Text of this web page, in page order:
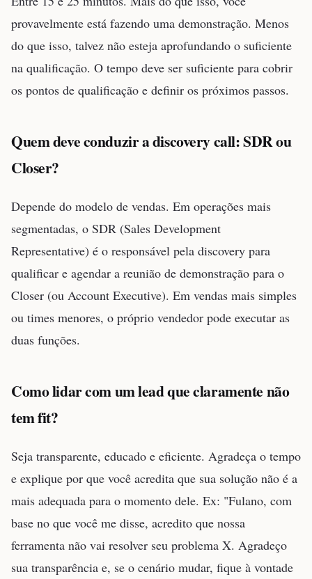
provavelmente está fazendo uma demonstração. Menos
do que isso, talvez não esteja aprofundando o suficiente
na qualificação. O tempo deve ser suficiente para cobrir
os pontos de qualificação e definir os próximos passos.
Quem deve conduzir a discovery call: SDR ou
Closer?
Depende do modelo de vendas. Em operações mais
segmentadas, o SDR (Sales Development
Representative) é o responsável pela discovery para
qualificar e agendar a reunião de demonstração para o
Closer (ou Account Executive). Em vendas mais simples
ou times menores, o próprio vendedor pode executar as
duas funções.
Como lidar com um lead que claramente não
tem fit?
Seja transparente, educado e eficiente. Agradeça o tempo
e explique por que você acredita que sua solução não é a
mais adequada para o momento dele. Ex: "Fulano, com
base no que você me disse, acredito que nossa
ferramenta não vai resolver seu problema X. Agradeço
sua transparência e, se o cenário mudar, fique à vontade